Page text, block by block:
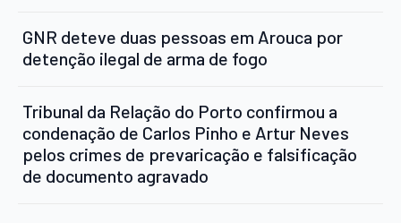
GNR deteve duas pessoas em Arouca por
detenção ilegal de arma de fogo
Tribunal da Relação do Porto confirmou a
condenação de Carlos Pinho e Artur Neves
pelos crimes de prevaricação e falsificação
de documento agravado